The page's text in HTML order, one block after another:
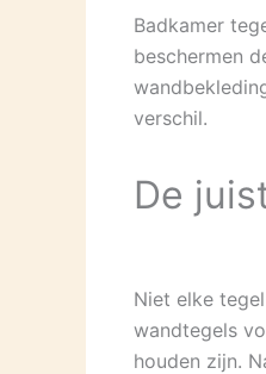
Badkamer
beschermen
verschil.
De
Niet elke
wandtegels
houden zijn.